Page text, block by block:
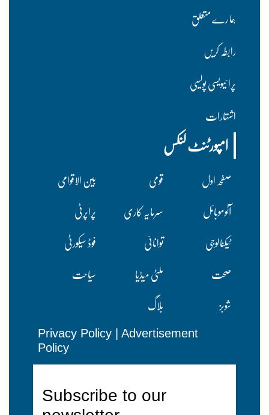
ہما رے متعلق
رابطہ کریں
پرا ئیویسی پولسیی
اشتہارات
امپورٹنٹ لنکس
صفحہ اول قومی
بین الاقوامی
آٹوموبائل
سرمایہ کاری
پراپرٹی
ٹیکنالوجی
توانائی
فوڈ سیکورٹی
صحت
ملٹی میڈیا
سیاحت
شوبز
بلاگ
Privacy Policy
Advertisement
Policy
Subscribe to our